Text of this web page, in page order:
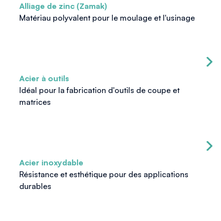
Alliage de zinc (Zamak)
Matériau polyvalent pour le moulage et l'usinage
Acier à outils
Idéal pour la fabrication d'outils de coupe et
matrices
Acier inoxydable
Résistance et esthétique pour des applications
durables